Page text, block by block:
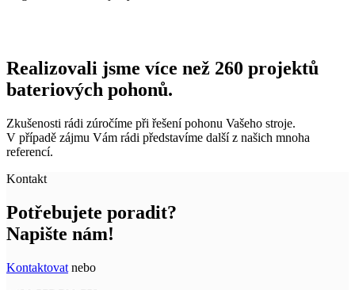
Realizovali jsme více než 260 projektů
bateriových pohonů.
Zkušenosti rádi zúročíme při řešení pohonu Vašeho stroje.
V případě zájmu Vám rádi představíme další z našich mnoha
referencí.
Kontakt
Potřebujete poradit?
Napište nám!
Kontaktovat nebo